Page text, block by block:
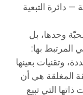
دائرة التبعية
وحدها، بل
المرتبط بها:
وتقنيات بعينها
المغلقة هي أن
التي تبيع